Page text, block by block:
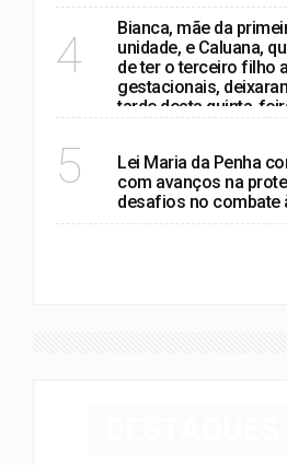
4
Bianca, mãe da
unidade, e Caluana,
de ter o terceiro filho
gestacionais,
tarde desta quinta-
5
Lei Maria da Penha
com avanços na
desafios no combate